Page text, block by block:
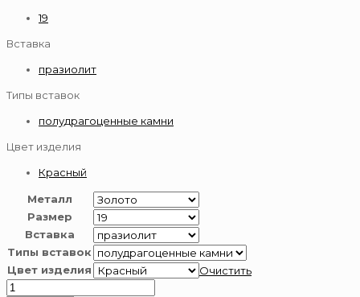
19
Вставка
празиолит
Типы вставок
полудрагоценные камни
Цвет изделия
Красный
Металл
Размер
Вставка
Типы вставок
Цвет изделия
Очистить
Количество